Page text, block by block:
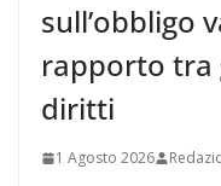
sull’obbligo
rapporto tra
diritti
1 Agosto 2026